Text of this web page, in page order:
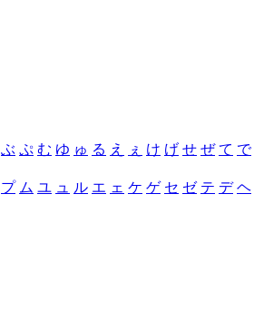
ぶ ぷ む ゆ ゅ る え ぇ け げ せ ぜ て で
プ ム ユ ュ ル エ ェ ケ ゲ セ ゼ テ デ ヘ